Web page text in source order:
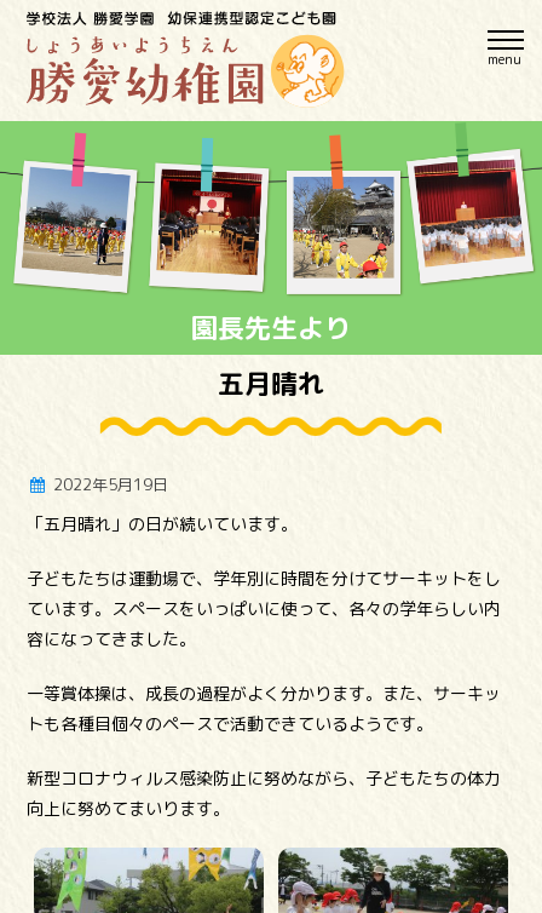
園長先生より
五月晴れ
2022年5月19日
「五月晴れ」の日が続いています。
子どもたちは運動場で、学年別に時間を分けてサーキットをし
ています。スペースをいっぱいに使って、各々の学年らしい内
容になってきました。
一等賞体操は、成長の過程がよく分かります。また、サーキッ
トも各種目個々のペースで活動できているようです。
新型コロナウィルス感染防止に努めながら、子どもたちの体力
向上に努めてまいります。
menu